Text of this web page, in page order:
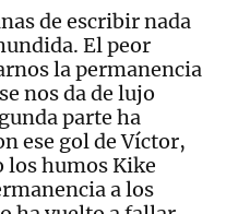
de escribir nada
El peor
la permanencia
nos da de lujo
parte ha
ese gol de Víctor,
los humos Kike
a los